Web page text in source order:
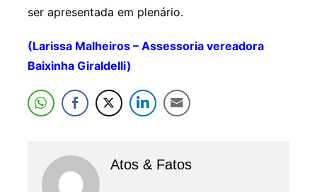
ser apresentada em plenário.
(Larissa Malheiros – Assessoria vereadora
Baixinha Giraldelli)
Atos & Fatos